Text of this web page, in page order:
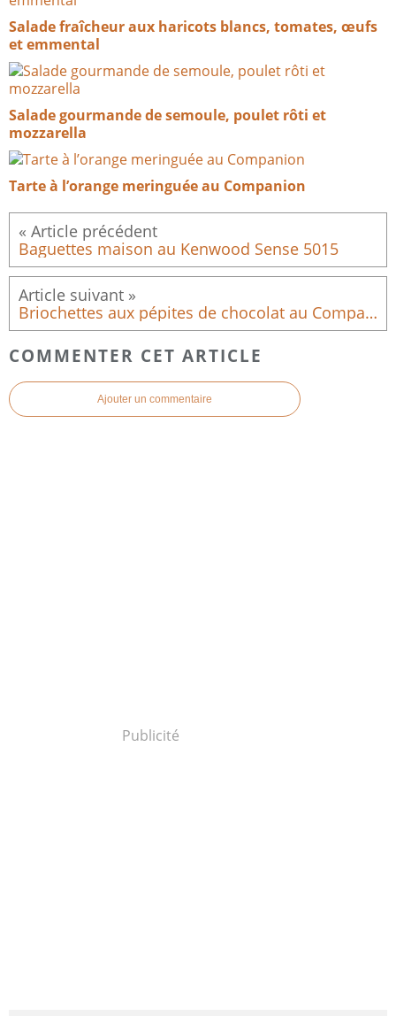
Salade fraîcheur aux haricots blancs, tomates, œufs
et emmental
Salade gourmande de semoule, poulet rôti et
mozzarella
Tarte à l’orange meringuée au Companion
Baguettes maison au Kenwood Sense 5015
Briochettes aux pépites de chocolat au Companion – Moelleuses et faciles
COMMENTER CET ARTICLE
Ajouter un commentaire
Publicité